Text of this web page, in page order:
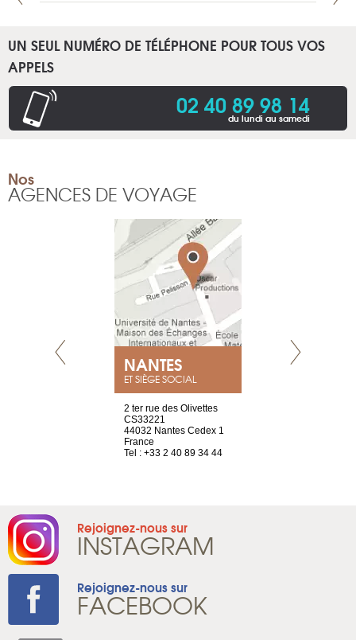
UN SEUL NUMÉRO DE TÉLÉPHONE POUR TOUS VOS
APPELS
02 40 89 98 14
du lundi au samedi
Nos
AGENCES DE VOYAGE
NANTES
ET SIÈGE SOCIAL
2 ter rue des Olivettes
CS33221
44032 Nantes Cedex 1
France
Tel : +33 2 40 89 34 44
Rejoignez-nous sur
INSTAGRAM
Rejoignez-nous sur
FACEBOOK